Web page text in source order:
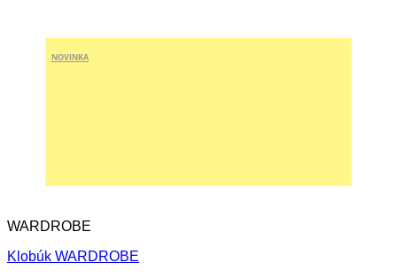
NOVINKA
WARDROBE
Klobúk WARDROBE